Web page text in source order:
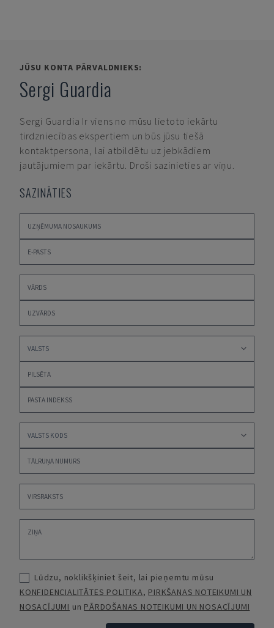
JŪSU KONTA PĀRVALDNIEKS:
Sergi Guardia
Sergi Guardia Ir viens no mūsu lietoto iekārtu
tirdzniecības ekspertiem un būs jūsu tiešā
kontaktpersona, lai atbildētu uz jebkādiem
jautājumiem par iekārtu. Droši sazinieties ar viņu.
SAZINĀTIES
Lūdzu, noklikšķiniet šeit, lai pieņemtu mūsu
KONFIDENCIALITĀTES POLITIKA, PIRKŠANAS NOTEIKUMI UN
NOSACĪJUMI un PĀRDOŠANAS NOTEIKUMI UN NOSACĪJUMI